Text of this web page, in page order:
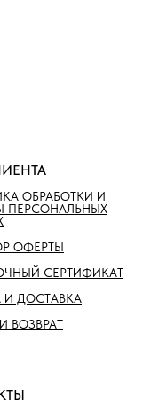
ОБРАБОТКИ И
ПЕРСОНАЛЬНЫХ
ОФЕРТЫ
СЕРТИФИКАТ
И ДОСТАВКА
ВОЗВРАТ